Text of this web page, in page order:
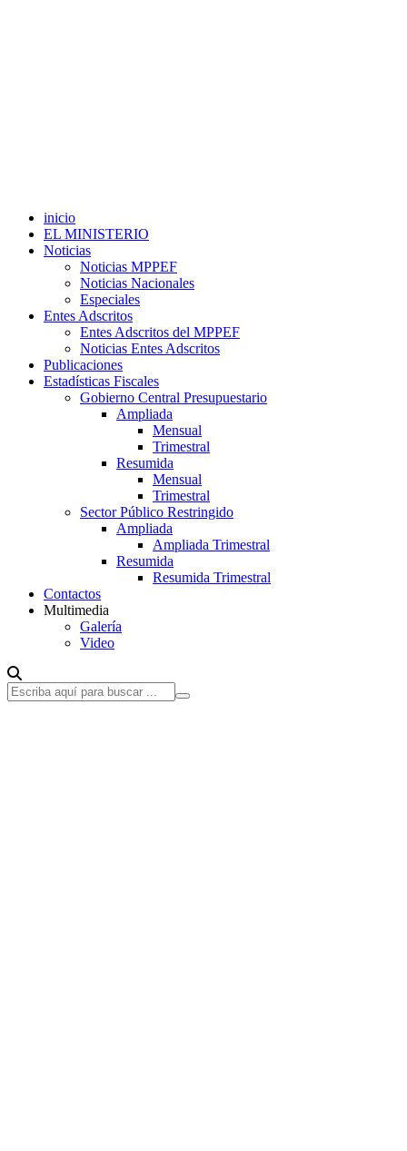
inicio
EL MINISTERIO
Noticias
Noticias MPPEF
Noticias Nacionales
Especiales
Entes Adscritos
Entes Adscritos del MPPEF
Noticias Entes Adscritos
Publicaciones
Estadísticas Fiscales
Gobierno Central Presupuestario
Ampliada
Mensual
Trimestral
Resumida
Mensual
Trimestral
Sector Público Restringido
Ampliada
Ampliada Trimestral
Resumida
Resumida Trimestral
Contactos
Multimedia
Galería
Video